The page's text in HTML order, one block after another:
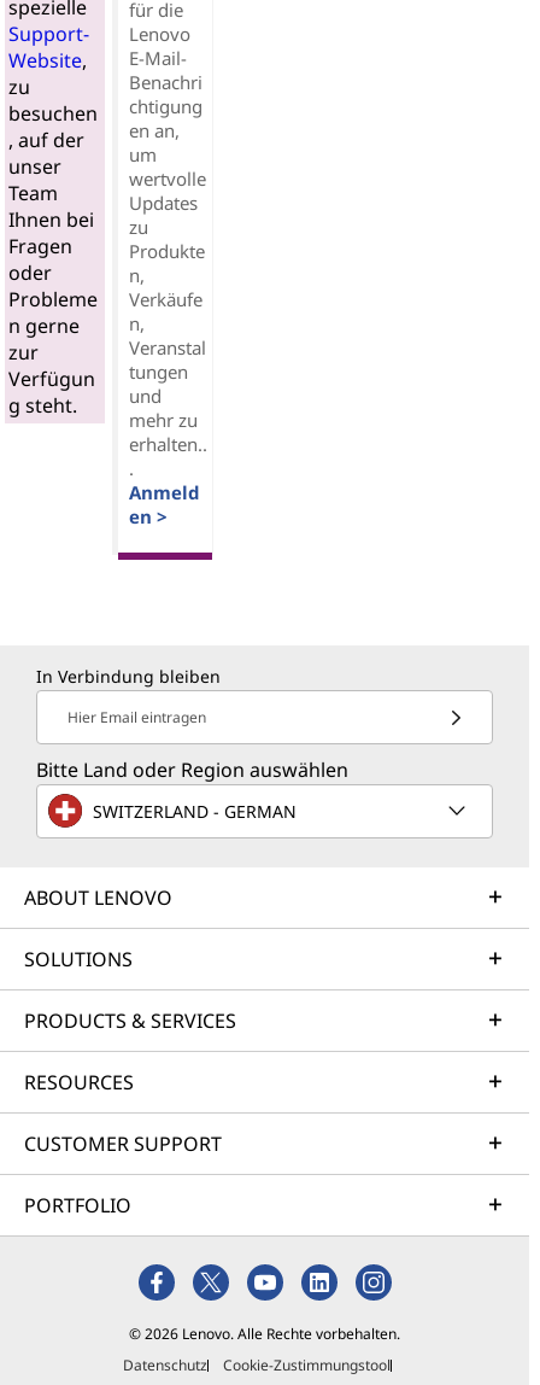
spezielle
Support-
Website,
zu
besuchen
, auf der
unser
Team
Ihnen bei
Fragen
oder
Probleme
n gerne
zur
Verfügun
g steht.
für die
Lenovo
E-Mail-
Benachri
chtigung
en an,
um
wertvolle
Updates
zu
Produkte
n,
Verkäufe
n,
Veranstal
tungen
und
mehr zu
erhalten..
.
Anmeld
en >
In Verbindung bleiben
Hier Email eintragen
Bitte Land oder Region auswählen
SWITZERLAND - GERMAN
ABOUT LENOVO
SOLUTIONS
PRODUCTS & SERVICES
RESOURCES
CUSTOMER SUPPORT
PORTFOLIO
© 2026 Lenovo. Alle Rechte vorbehalten.
Datenschutz
Cookie-Zustimmungstool